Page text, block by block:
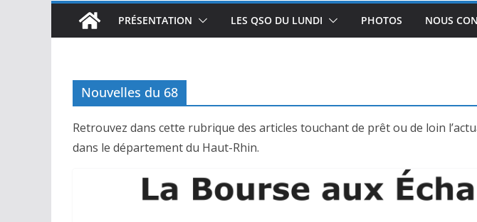
PRÉSENTATION LES QSO DU LUNDI PHOTOS NOUS
Nouvelles du 68
Retrouvez dans cette rubrique des articles touchant de prêt ou de loin
dans le département du Haut-Rhin.